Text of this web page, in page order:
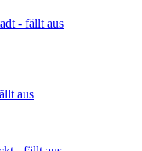
- fällt aus
aus